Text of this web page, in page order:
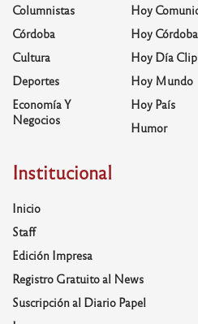
Columnistas
Córdoba
Cultura
Deportes
Economía Y
Negocios
Hoy
Hoy Córdoba
Hoy Día Clip
Hoy Mundo
Hoy País
Humor
Institucional
Inicio
Staff
Edición Impresa
Registro Gratuito al News
Suscripción al Diario Papel